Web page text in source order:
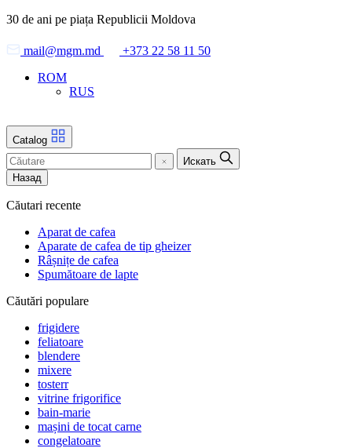
Skip
the
content
30 de ani pe piața Republicii Moldova
mail@mgm.md
+373 22 58 11 50
ROM
RUS
Catalog
Искать
Назад
Căutari recente
Aparat de cafea
Aparate de cafea de tip gheizer
Râșnițe de cafea
Spumătoare de lapte
Căutări populare
frigidere
feliatoare
blendere
mixere
tosterr
vitrine frigorifice
bain-marie
mașini de tocat carne
congelatoare